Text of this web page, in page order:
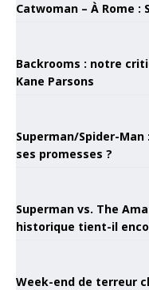
Catwoman – À Rome :
Backrooms : notre
Kane Parsons
Superman/Spider-
ses promesses ?
Superman vs. The
historique tient-il
Week-end de terreur